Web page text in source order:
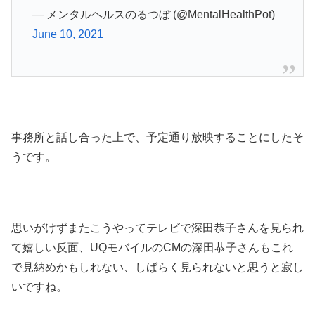
— メンタルヘルスのるつぼ (@MentalHealthPot)
June 10, 2021
事務所と話し合った上で、予定通り放映することにしたそ
うです。
思いがけずまたこうやってテレビで深田恭子さんを見られ
て嬉しい反面、UQモバイルのCMの深田恭子さんもこれ
で見納めかもしれない、しばらく見られないと思うと寂し
いですね。